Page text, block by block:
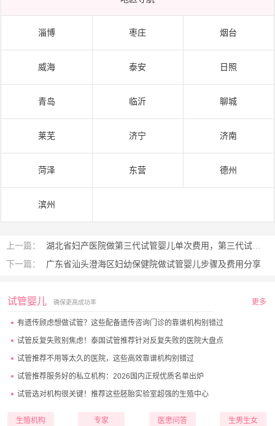
淄博 枣庄 烟台
威海 泰安 日照
青岛 临沂 聊城
莱芜 济宁 济南
菏泽 东营 德州
滨州
上一篇：
湖北省妇产医院做第三代试管婴儿单次费用，第三代试管优缺点有哪些
下一篇：
广东省汕头澄海区妇幼保健院做试管婴儿步骤及费用分享
试管婴儿 确保更高成功率 更多
有遗传顾虑想做试管？这些配备遗传咨询门诊的靠谱机构别错过
试管反复失败别焦虑！泰国试管推荐针对反复失败的医院大盘点
试管推荐不用等太久的医院，这些高效靠谱机构别错过
试管推荐服务好的私立机构：2026国内正规优质名单出炉
试管选对机构很关键！推荐这些胚胎实验室超强的生殖中心
生殖机构 专家 医患问答 生男生女